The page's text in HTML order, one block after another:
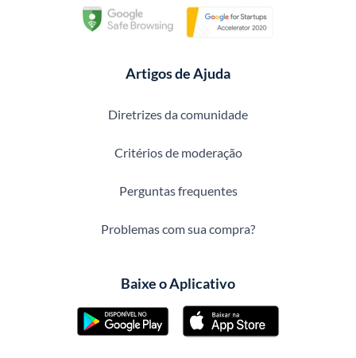
Artigos de Ajuda
Diretrizes da comunidade
Critérios de moderação
Perguntas frequentes
Problemas com sua compra?
Baixe o Aplicativo